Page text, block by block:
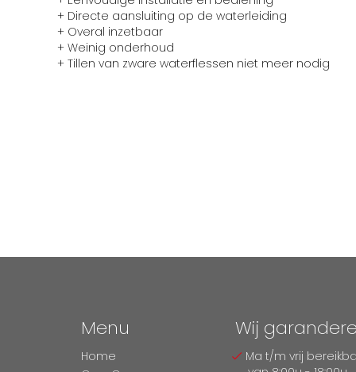
+ Directe aansluiting op de waterleiding
+ Overal inzetbaar
+ Weinig onderhoud
+ Tillen van zware waterflessen niet meer nodig
Menu
Home
Wij
Ma t/m vrij